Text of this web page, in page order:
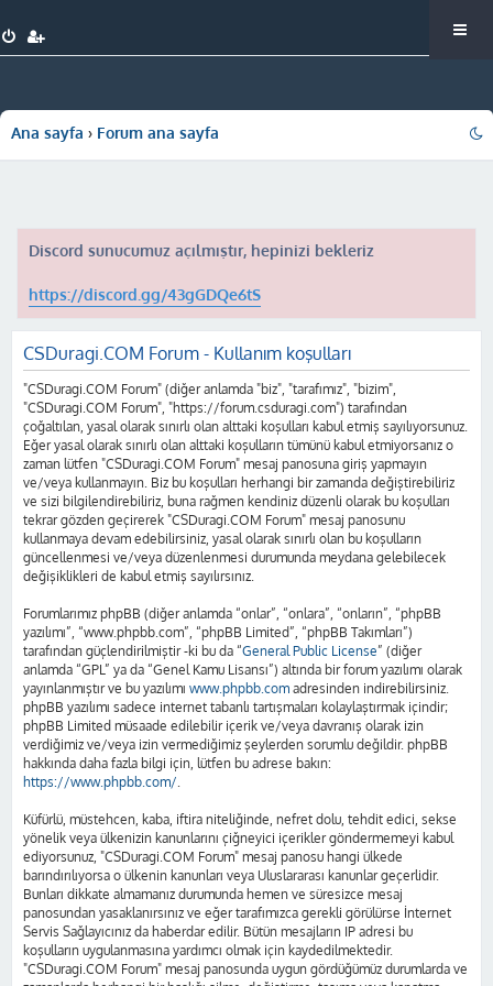
Ana sayfa Forum ana sayfa
Discord sunucumuz açılmıştır, hepinizi bekleriz
https://discord.gg/43gGDQe6tS
CSDuragi.COM Forum - Kullanım koşulları
"CSDuragi.COM Forum" (diğer anlamda "biz", "tarafımız", "bizim",
"CSDuragi.COM Forum", "https://forum.csduragi.com") tarafından
çoğaltılan, yasal olarak sınırlı olan alttaki koşulları kabul etmiş sayılıyorsunuz.
Eğer yasal olarak sınırlı olan alttaki koşulların tümünü kabul etmiyorsanız o
zaman lütfen "CSDuragi.COM Forum" mesaj panosuna giriş yapmayın
ve/veya kullanmayın. Biz bu koşulları herhangi bir zamanda değiştirebiliriz
ve sizi bilgilendirebiliriz, buna rağmen kendiniz düzenli olarak bu koşulları
tekrar gözden geçirerek "CSDuragi.COM Forum" mesaj panosunu
kullanmaya devam edebilirsiniz, yasal olarak sınırlı olan bu koşulların
güncellenmesi ve/veya düzenlenmesi durumunda meydana gelebilecek
değişiklikleri de kabul etmiş sayılırsınız.
Forumlarımız phpBB (diğer anlamda “onlar”, “onlara”, “onların”, “phpBB
yazılımı”, “www.phpbb.com”, “phpBB Limited”, “phpBB Takımları”)
tarafından güçlendirilmiştir -ki bu da “General Public License” (diğer
anlamda “GPL” ya da “Genel Kamu Lisansı”) altında bir forum yazılımı olarak
yayınlanmıştır ve bu yazılımı www.phpbb.com adresinden indirebilirsiniz.
phpBB yazılımı sadece internet tabanlı tartışmaları kolaylaştırmak içindir;
phpBB Limited müsaade edilebilir içerik ve/veya davranış olarak izin
verdiğimiz ve/veya izin vermediğimiz şeylerden sorumlu değildir. phpBB
hakkında daha fazla bilgi için, lütfen bu adrese bakın:
https://www.phpbb.com/.
Küfürlü, müstehcen, kaba, iftira niteliğinde, nefret dolu, tehdit edici, sekse
yönelik veya ülkenizin kanunlarını çiğneyici içerikler göndermemeyi kabul
ediyorsunuz, "CSDuragi.COM Forum" mesaj panosu hangi ülkede
barındırılıyorsa o ülkenin kanunları veya Uluslararası kanunlar geçerlidir.
Bunları dikkate almamanız durumunda hemen ve süresizce mesaj
panosundan yasaklanırsınız ve eğer tarafımızca gerekli görülürse İnternet
Servis Sağlayıcınız da haberdar edilir. Bütün mesajların IP adresi bu
koşulların uygulanmasına yardımcı olmak için kaydedilmektedir.
"CSDuragi.COM Forum" mesaj panosunda uygun gördüğümüz durumlarda ve